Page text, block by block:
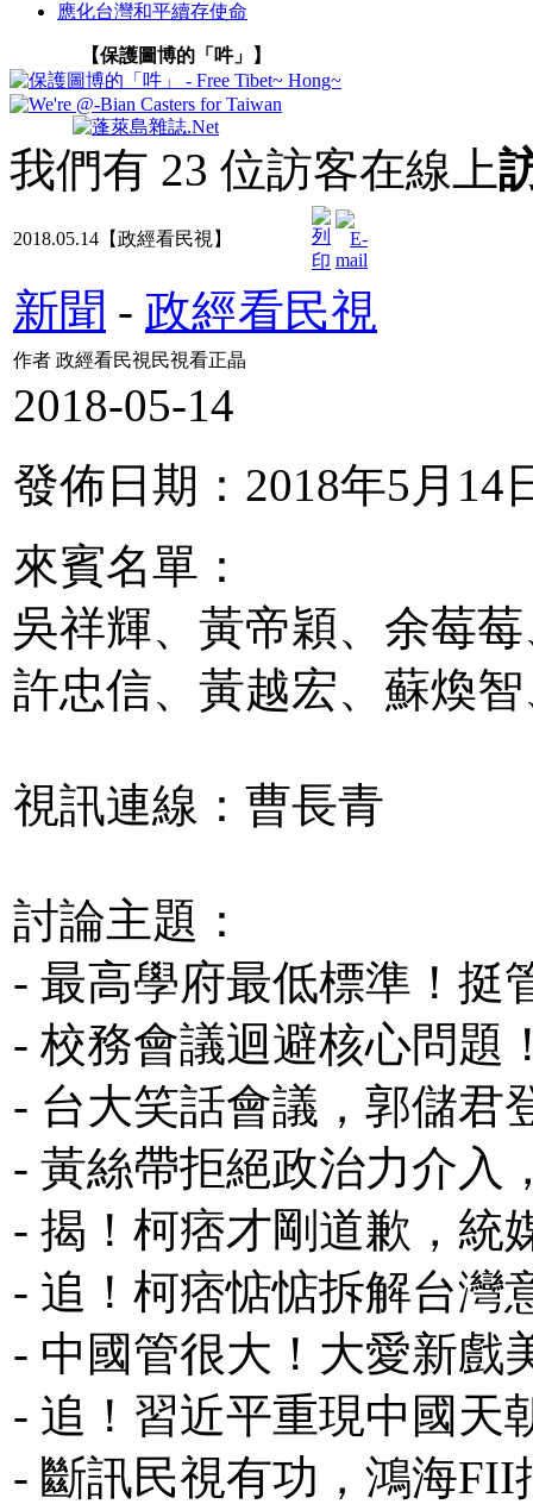
應化台灣和平續存使命
【保護圖博的「吽」】
我們有 23 位訪客在線上
2018.05.14【政經看民視】
新聞 - 政經看民視
作者 政經看民視民視看正晶
2018-05-14
發佈日期：2018年5月14
來賓名單：
吳祥輝、黃帝穎、余莓
許忠信、黃越宏、蘇煥
視訊連線：曹長青
討論主題：
- 最高學府最低標準！挺
- 校務會議迴避核心問題
- 台大笑話會議，郭儲君
- 黃絲帶拒絕政治力介入
- 揭！柯痞才剛道歉，統
- 追！柯痞惦惦拆解台灣
- 中國管很大！大愛新戲
- 追！習近平重現中國天
- 斷訊民視有功，鴻海